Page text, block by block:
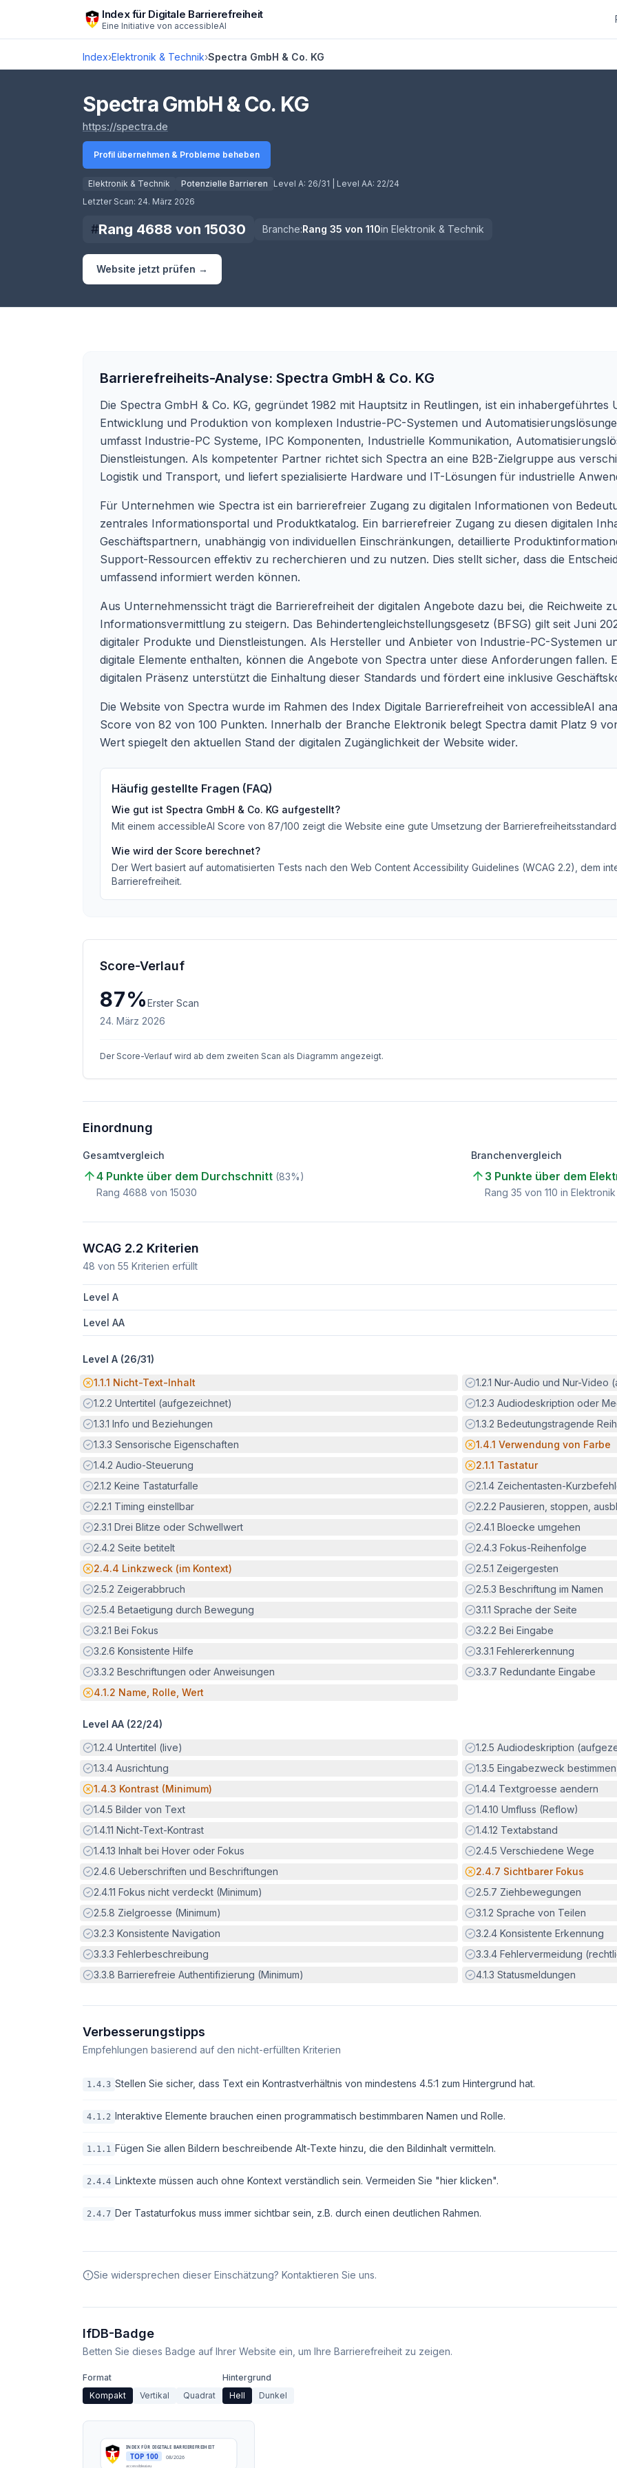
Zum Hauptinhalt springenIndex für Digitale Barrierefreiheit
Eine Initiative von accessibleAI
Index›Elektronik & Technik›Spectra GmbH & Co. KG
Score lädt
Spectra GmbH & Co. KG
https://spectra.de
Profil übernehmen & Probleme beheben
Elektronik & Technik Potenzielle Barrieren Level A: 26/31 | Level AA: 22/24
Letzter Scan: 24. März 2026
#Rang 4688 von 15030 Branche:Rang 35 von 110in Elektronik & Technik
Website jetzt prüfen →
Barrierefreiheits-Analyse: Spectra GmbH & Co. KG
Die Spectra GmbH & Co. KG, gegründet 1982 mit Hauptsitz in Reutlingen, ist ein inhabergeführtes
Entwicklung und Produktion von komplexen Industrie-PC-Systemen und
umfasst Industrie-PC Systeme, IPC Komponenten, Industrielle Kommunikation,
Dienstleistungen. Als kompetenter Partner richtet sich Spectra an eine B2B-Zielgruppe aus
Logistik und Transport, und liefert spezialisierte Hardware und IT-Lösungen für industrielle
Für Unternehmen wie Spectra ist ein barrierefreier Zugang zu digitalen Informationen von
zentrales Informationsportal und Produktkatalog. Ein barrierefreier Zugang zu diesen digitalen
Geschäftspartnern, unabhängig von individuellen Einschränkungen, detaillierte
Support-Ressourcen effektiv zu recherchieren und zu nutzen. Dies stellt sicher, dass die
umfassend informiert werden können.
Aus Unternehmenssicht trägt die Barrierefreiheit der digitalen Angebote dazu bei, die Reichweite
Informationsvermittlung zu steigern. Das Behindertengleichstellungsgesetz (BFSG) gilt seit Juni
digitaler Produkte und Dienstleistungen. Als Hersteller und Anbieter von Industrie-PC-Systemen
digitale Elemente enthalten, können die Angebote von Spectra unter diese Anforderungen fallen.
digitalen Präsenz unterstützt die Einhaltung dieser Standards und fördert eine inklusive
Die Website von Spectra wurde im Rahmen des Index Digitale Barrierefreiheit von accessibleAI
Score von 82 von 100 Punkten. Innerhalb der Branche Elektronik belegt Spectra damit Platz 9
Wert spiegelt den aktuellen Stand der digitalen Zugänglichkeit der Website wider.
Häufig gestellte Fragen (FAQ)
Wie gut ist Spectra GmbH & Co. KG aufgestellt?
Mit einem accessibleAI Score von 87/100 zeigt die Website eine gute Umsetzung der
Wie wird der Score berechnet?
Der Wert basiert auf automatisierten Tests nach den Web Content Accessibility Guidelines (WCAG 2.2), dem
Barrierefreiheit.
Score-Verlauf
87%Erster Scan
24. März 2026
Der Score-Verlauf wird ab dem zweiten Scan als Diagramm angezeigt.
Einordnung
Gesamtvergleich
4 Punkte über dem Durchschnitt (83%)
Rang 4688 von 15030
Branchenvergleich
3 Punkte über dem
Rang 35 von 110 in
WCAG 2.2 Kriterien
48 von 55 Kriterien erfüllt
Level A
Level AA
Level A (26/31)
Potenzielle Barriere:
1.1.1 Nicht-Text-Inhalt Erfüllt:
1.2.1 Nur-Audio und Nur-Video
Erfüllt:
1.2.2 Untertitel (aufgezeichnet) Erfüllt:
1.2.3 Audiodeskription oder
Erfüllt:
1.3.1 Info und Beziehungen Erfüllt:
1.3.2 Bedeutungstragende
Erfüllt:
1.3.3 Sensorische Eigenschaften Potenzielle Barriere:
1.4.1 Verwendung von Farbe
Erfüllt:
1.4.2 Audio-Steuerung Potenzielle Barriere:
2.1.1 Tastatur
Erfüllt:
2.1.2 Keine Tastaturfalle Erfüllt:
2.1.4 Zeichentasten-
Erfüllt:
2.2.1 Timing einstellbar Erfüllt:
2.2.2 Pausieren, stoppen,
Erfüllt:
2.3.1 Drei Blitze oder Schwellwert Erfüllt:
2.4.1 Bloecke umgehen
Erfüllt:
2.4.2 Seite betitelt Erfüllt:
2.4.3 Fokus-Reihenfolge
Potenzielle Barriere:
2.4.4 Linkzweck (im Kontext) Erfüllt:
2.5.1 Zeigergesten
Erfüllt:
2.5.2 Zeigerabbruch Erfüllt:
2.5.3 Beschriftung im Namen
Erfüllt:
2.5.4 Betaetigung durch Bewegung Erfüllt:
3.1.1 Sprache der Seite
Erfüllt:
3.2.1 Bei Fokus Erfüllt:
3.2.2 Bei Eingabe
Erfüllt:
3.2.6 Konsistente Hilfe Erfüllt:
3.3.1 Fehlererkennung
Erfüllt:
3.3.2 Beschriftungen oder Anweisungen Erfüllt:
3.3.7 Redundante Eingabe
Potenzielle Barriere:
4.1.2 Name, Rolle, Wert
Level AA (22/24)
Erfüllt:
1.2.4 Untertitel (live) Erfüllt:
1.2.5 Audiodeskription
Erfüllt:
1.3.4 Ausrichtung Erfüllt:
1.3.5 Eingabezweck bestimmen
Potenzielle Barriere:
1.4.3 Kontrast (Minimum) Erfüllt:
1.4.4 Textgroesse aendern
Erfüllt:
1.4.5 Bilder von Text Erfüllt:
1.4.10 Umfluss (Reflow)
Erfüllt:
1.4.11 Nicht-Text-Kontrast Erfüllt:
1.4.12 Textabstand
Erfüllt:
1.4.13 Inhalt bei Hover oder Fokus Erfüllt:
2.4.5 Verschiedene Wege
Erfüllt:
2.4.6 Ueberschriften und Beschriftungen Potenzielle Barriere:
2.4.7 Sichtbarer Fokus
Erfüllt:
2.4.11 Fokus nicht verdeckt (Minimum) Erfüllt:
2.5.7 Ziehbewegungen
Erfüllt:
2.5.8 Zielgroesse (Minimum) Erfüllt:
3.1.2 Sprache von Teilen
Erfüllt:
3.2.3 Konsistente Navigation Erfüllt:
3.2.4 Konsistente Erkennung
Erfüllt:
3.3.3 Fehlerbeschreibung Erfüllt:
3.3.4 Fehlervermeidung
Erfüllt:
3.3.8 Barrierefreie Authentifizierung (Minimum) Erfüllt:
4.1.3 Statusmeldungen
Verbesserungstipps
Empfehlungen basierend auf den nicht-erfüllten Kriterien
1.4.3 Stellen Sie sicher, dass Text ein Kontrastverhältnis von mindestens 4.5:1 zum Hintergrund hat.
4.1.2 Interaktive Elemente brauchen einen programmatisch bestimmbaren Namen und Rolle.
1.1.1 Fügen Sie allen Bildern beschreibende Alt-Texte hinzu, die den Bildinhalt vermitteln.
2.4.4 Linktexte müssen auch ohne Kontext verständlich sein. Vermeiden Sie "hier klicken".
2.4.7 Der Tastaturfokus muss immer sichtbar sein, z.B. durch einen deutlichen Rahmen.
Sie widersprechen dieser Einschätzung? Kontaktieren Sie uns.
IfDB-Badge
Betten Sie dieses Badge auf Ihrer Website ein, um Ihre Barrierefreiheit zu zeigen.
Format
Kompakt
Vertikal Quadrat
Hintergrund
Hell
Dunkel
INDEX FÜR DIGITALE BARRIEREFREIHEIT
TOP 100 08/2026
accessibleai.eu